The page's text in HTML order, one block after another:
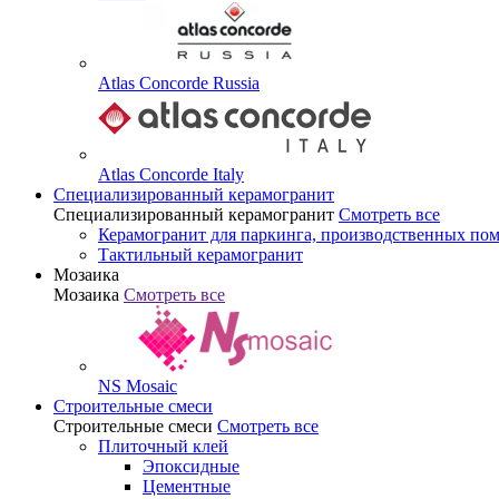
Atlas Concorde Russia
Atlas Concorde Italy
Специализированный керамогранит
Специализированный керамогранит Смотреть все
Керамогранит для паркинга, производственных
Тактильный керамогранит
Мозаика
Мозаика Смотреть все
NS Mosaic
Строительные смеси
Строительные смеси Смотреть все
Плиточный клей
Эпоксидные
Цементные